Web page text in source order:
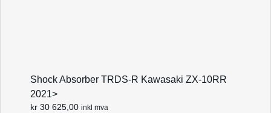
Shock Absorber TRDS-R Kawasaki ZX-10RR
2021>
kr 30 625,00 inkl mva